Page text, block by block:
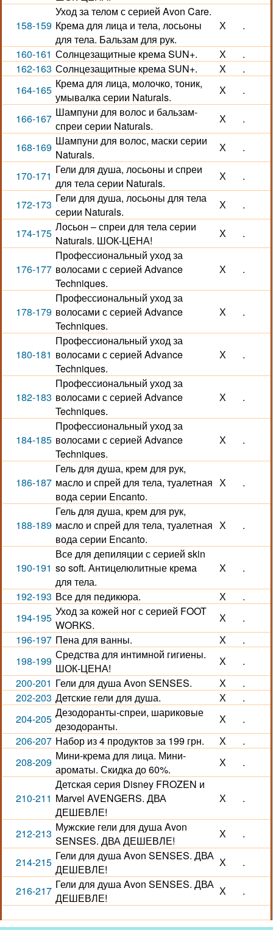
158-159
Уход за телом с серией Avon Care.
Крема для лица и тела, лосьоны
для тела. Бальзам для рук.
Х .
160-161 Солнцезащитные крема SUN+. Х
.
162-163 Солнцезащитные крема SUN+. Х
.
164-165 Крема для лица, молочко, тоник,
умывалка серии Naturals.
Х .
166-167 Шампуни для волос и бальзам-
спреи серии Naturals.
Х .
168-169 Шампуни для волос, маски серии
Naturals.
Х .
170-171 Гели для душа, лосьоны и спреи
для тела серии Naturals.
Х .
172-173 Гели для душа, лосьоны для тела
серии Naturals.
Х .
174-175 Лосьон – спреи для тела серии
Naturals. ШОК-ЦЕНА!
Х .
176-177
Профессиональный уход за
волосами с серией Advance
Techniques.
Х .
178-179
Профессиональный уход за
волосами с серией Advance
Techniques.
Х .
180-181
Профессиональный уход за
волосами с серией Advance
Techniques.
Х .
182-183
Профессиональный уход за
волосами с серией Advance
Techniques.
Х .
184-185
Профессиональный уход за
волосами с серией Advance
Techniques.
Х .
186-187
Гель для душа, крем для рук,
масло и спрей для тела, туалетная
вода серии Encanto.
Х .
188-189
Гель для душа, крем для рук,
масло и спрей для тела, туалетная
вода серии Encanto.
Х .
190-191
Все для депиляции с серией skin
so soft. Антицелюлитные крема
для тела.
Х .
192-193 Все для педикюра. Х
.
194-195 Уход за кожей ног с серией FOOT
WORKS.
Х
.
196-197 Пена для ванны. Х
.
198-199 Средства для интимной гигиены.
ШОК-ЦЕНА!
Х
.
200-201 Гели для душа Avon SENSES. Х
.
202-203 Детские гели для душа. Х
.
204-205 Дезодоранты-спреи, шариковые
дезодоранты.
Х
.
206-207 Набор из 4 продуктов за 199 грн. Х
.
208-209 Мини-крема для лица. Мини-
ароматы. Скидка до 60%.
Х .
210-211
Детская серия Disney FROZEN и
Marvel AVENGERS. ДВА
ДЕШЕВЛЕ!
Х .
212-213 Мужские гели для душа Avon
SENSES. ДВА ДЕШЕВЛЕ!
Х .
214-215 Гели для душа Avon SENSES. ДВА
ДЕШЕВЛЕ!
Х .
216-217 Гели для душа Avon SENSES. ДВА
ДЕШЕВЛЕ!
Х .